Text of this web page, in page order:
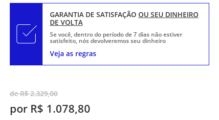
de R$ 2.329,00
por R$ 1.078,80
GARANTIA DE SATISFAÇÃO OU SEU DINHEIRO
DE VOLTA
Se você, dentro do período de 7 dias não estiver
satisfeito, nós devolveremos seu dinheiro
Veja as regras